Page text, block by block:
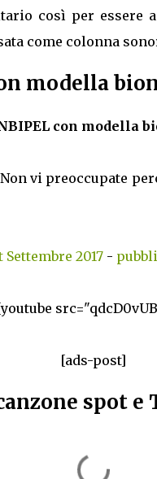
così per essere
come colonna
modella
con modella
Non vi preoccupate
2017 -
[ads-post]
spot e